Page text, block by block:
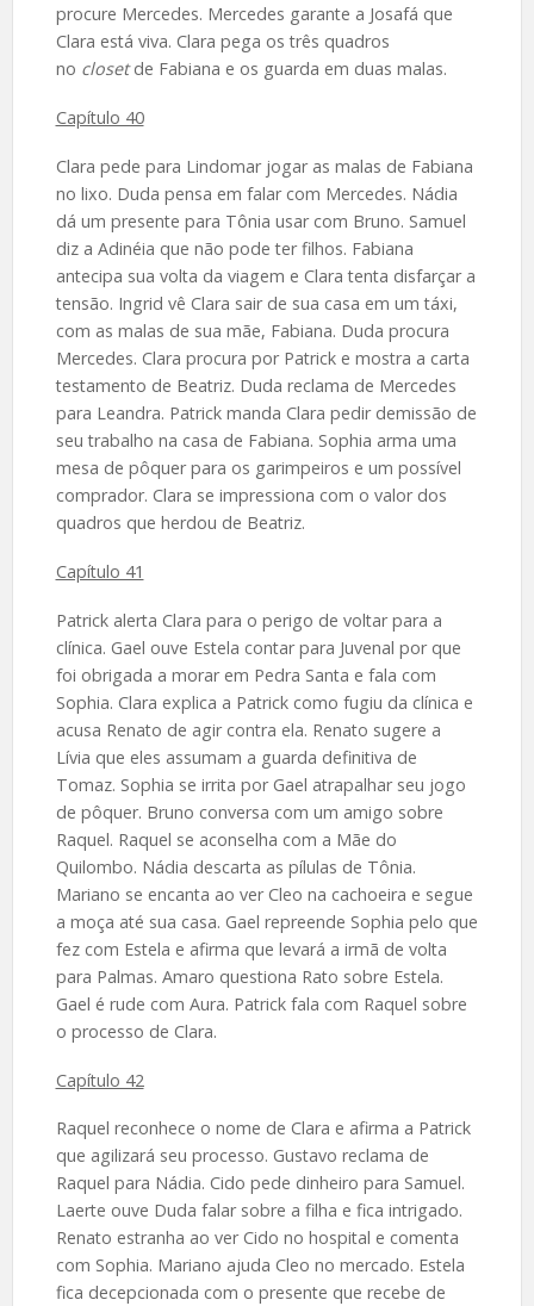
procure Mercedes. Mercedes garante a Josafá que
Clara está viva. Clara pega os três quadros
no closetde Fabiana e os guarda em duas malas.
Capítulo 40
Clara pede para Lindomar jogar as malas de Fabiana
no lixo. Duda pensa em falar com Mercedes. Nádia
dá um presente para Tônia usar com Bruno. Samuel
diz a Adinéia que não pode ter filhos. Fabiana
antecipa sua volta da viagem e Clara tenta disfarçar a
tensão. Ingrid vê Clara sair de sua casa em um táxi,
com as malas de sua mãe, Fabiana. Duda procura
Mercedes. Clara procura por Patrick e mostra a carta
testamento de Beatriz. Duda reclama de Mercedes
para Leandra. Patrick manda Clara pedir demissão de
seu trabalho na casa de Fabiana. Sophia arma uma
mesa de pôquer para os garimpeiros e um possível
comprador. Clara se impressiona com o valor dos
quadros que herdou de Beatriz.
Capítulo 41
Patrick alerta Clara para o perigo de voltar para a
clínica. Gael ouve Estela contar para Juvenal por que
foi obrigada a morar em Pedra Santa e fala com
Sophia. Clara explica a Patrick como fugiu da clínica e
acusa Renato de agir contra ela. Renato sugere a
Lívia que eles assumam a guarda definitiva de
Tomaz. Sophia se irrita por Gael atrapalhar seu jogo
de pôquer. Bruno conversa com um amigo sobre
Raquel. Raquel se aconselha com a Mãe do
Quilombo. Nádia descarta as pílulas de Tônia.
Mariano se encanta ao ver Cleo na cachoeira e segue
a moça até sua casa. Gael repreende Sophia pelo que
fez com Estela e afirma que levará a irmã de volta
para Palmas. Amaro questiona Rato sobre Estela.
Gael é rude com Aura. Patrick fala com Raquel sobre
o processo de Clara.
Capítulo 42
Raquel reconhece o nome de Clara e afirma a Patrick
que agilizará seu processo. Gustavo reclama de
Raquel para Nádia. Cido pede dinheiro para Samuel.
Laerte ouve Duda falar sobre a filha e fica intrigado.
Renato estranha ao ver Cido no hospital e comenta
com Sophia. Mariano ajuda Cleo no mercado. Estela
fica decepcionada com o presente que recebe de